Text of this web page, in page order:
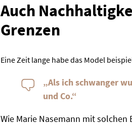
Auch
Grenzen
Eine Zeit lange habe das Model
„Als ich schwanger
und Co.“
Wie Marie Nasemann mit